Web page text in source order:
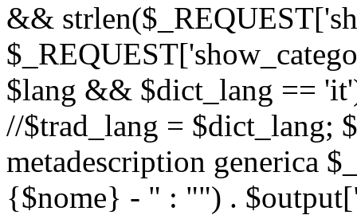
&&
$lang && $dict_lang ==
//$trad_lang = $dict_lang;
metadescription generica
{$nome} - " : "") .